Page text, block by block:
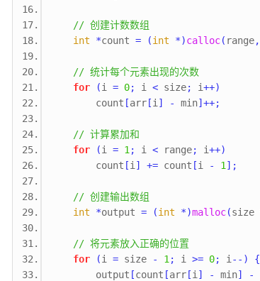
// 创建计数数组
int
*count = (int *)calloc( range,
// 统计每个元素出现的次数
for
(i = 0; i < size; i++)
        count
[arr[i ] - min]++;
// 计算累加和
for
(i = 1 ; i < range; i++)
        count
[i ] += count [i - 1 ];
// 创建输出数组
int
*output = (int *)malloc(size
// 将元素放入正确的位置
for
(i = size - 1 ; i >= 0; i --)
{
        output
[count [arr[i ] - min] -